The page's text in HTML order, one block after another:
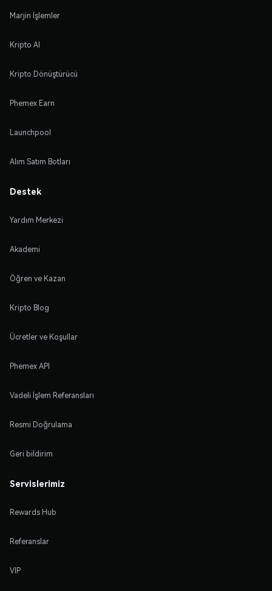
Marjin İşlemler
Kripto Al
Kripto Dönüştürücü
Phemex Earn
Launchpool
Alım Satım Botları
Destek
Yardım Merkezi
Akademi
Öğren ve Kazan
Kripto Blog
Ücretler ve Koşullar
Phemex API
Vadeli İşlem Referansları
Resmi Doğrulama
Geri bildirim
Servislerimiz
Rewards Hub
Referanslar
VIP